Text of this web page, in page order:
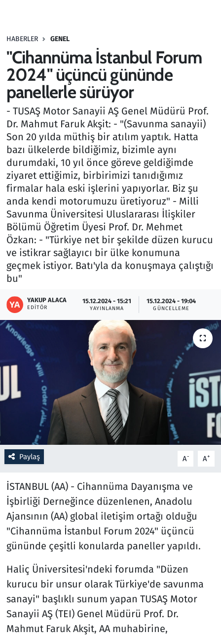
HABERLER GENEL
"Cihannüma İstanbul Forum
2024" üçüncü gününde
panellerle sürüyor
- TUSAŞ Motor Sanayii AŞ Genel Müdürü Prof.
Dr. Mahmut Faruk Akşit: - "(Savunma sanayii)
Son 20 yılda müthiş bir atılım yaptık. Hatta
bazı ülkelerde bildiğimiz, bizimle aynı
durumdaki, 10 yıl önce göreve geldiğimde
ziyaret ettiğimiz, birbirimizi tanıdığımız
firmalar hala eski işlerini yapıyorlar. Biz şu
anda kendi motorumuzu üretiyoruz" - Milli
Savunma Üniversitesi Uluslararası İlişkiler
Bölümü Öğretim Üyesi Prof. Dr. Mehmet
Özkan: - "Türkiye net bir şekilde düzen kurucu
ve istikrar sağlayıcı bir ülke konumuna
geçmek istiyor. Batı'yla da konuşmaya çalıştığı
bu"
YAKUP ALACA
EDITÖR
15.12.2024 - 15:21
YAYINLANMA
15.12.2024 - 19:04
GÜNCELLEME
Paylaş A- A+
İSTANBUL (AA) - Cihannüma Dayanışma ve
İşbirliği Derneğince düzenlenen, Anadolu
Ajansının (AA) global iletişim ortağı olduğu
"Cihannüma İstanbul Forum 2024" üçüncü
gününde çeşitli konularda paneller yapıldı.
Haliç Üniversitesi'ndeki forumda "Düzen
kurucu bir unsur olarak Türkiye'de savunma
sanayi" başlıklı sunum yapan TUSAŞ Motor
Sanayii AŞ (TEI) Genel Müdürü Prof. Dr.
Mahmut Faruk Akşit, AA muhabirine,
Haber
Kültür Sanat
Kurumsal Haberler
Lezzet Durağı
Memur ve Kamu
Otomobil
Oyun
Ramazan
Resmi İlanlar
Rüya Tabirleri
Sağlık
Savunma Sanayi
Seçim 2023
Spor
Teknoloji ve Bilim
Televizyon